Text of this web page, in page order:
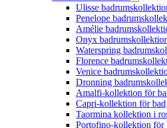
Ulisse
Penelope
Amélie
Onyx
Waterspring
Florence
Venice
Dronning
Amalfi-kollektion för
Capri-kollektion för bad
Taormina kollektion i
Portofino-kollektion för